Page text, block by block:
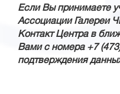
Если Вы принимаете
Ассоциации Галереи
Контакт Центра в
Вами с номера +7
подтверждения